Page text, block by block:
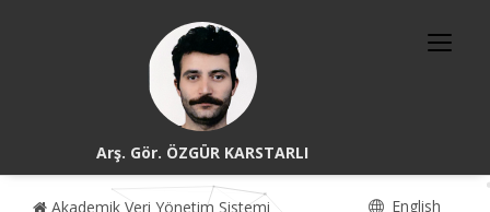
Arş. Gör. ÖZGÜR KARSTARLI
Akademik Veri Yönetim Sistemi English